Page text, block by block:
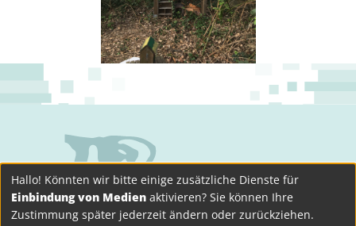
Hallo! Könnten wir bitte einige zusätzliche Dienste für
Einbindung von Medien aktivieren? Sie können Ihre
Zustimmung später jederzeit ändern oder zurückziehen.